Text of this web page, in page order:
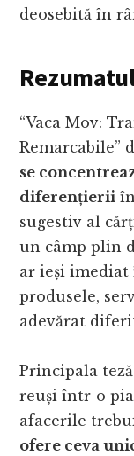
deosebită în
“Vaca Mov:
Remarcabile”
se
diferențierii
sugestiv al
un câmp plin
ar ieși imediat
produsele,
adevărat
Principala
reuși într-o
afacerile
ofere ceva